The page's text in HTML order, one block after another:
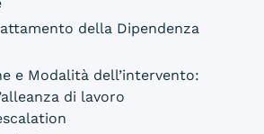
della Dipendenza
e Modalità dell’intervento:
di lavoro